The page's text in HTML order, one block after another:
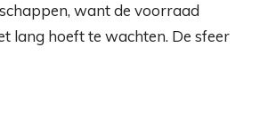
want de voorraad
lang hoeft te wachten. De sfeer